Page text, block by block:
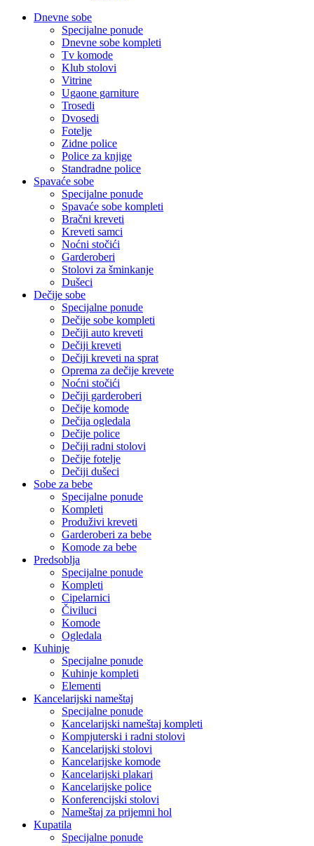
Dnevne sobe
Specijalne ponude
Dnevne sobe kompleti
Tv komode
Klub stolovi
Vitrine
Ugaone garniture
Trosedi
Dvosedi
Fotelje
Zidne police
Police za knjige
Standradne police
Spavaće sobe
Specijalne ponude
Spavaće sobe kompleti
Bračni kreveti
Kreveti samci
Noćni stočići
Garderoberi
Stolovi za šminkanje
Dušeci
Dečije sobe
Specijalne ponude
Dečije sobe kompleti
Dečiji auto kreveti
Dečiji kreveti
Dečiji kreveti na sprat
Oprema za dečije krevete
Noćni stočići
Dečiji garderoberi
Dečije komode
Dečija ogledala
Dečije police
Dečiji radni stolovi
Dečije fotelje
Dečiji dušeci
Sobe za bebe
Specijalne ponude
Kompleti
Produživi kreveti
Garderoberi za bebe
Komode za bebe
Predsoblja
Specijalne ponude
Kompleti
Cipelarnici
Čiviluci
Komode
Ogledala
Kuhinje
Specijalne ponude
Kuhinje kompleti
Elementi
Kancelarijski nameštaj
Specijalne ponude
Kancelarijski nameštaj kompleti
Kompjuterski i radni stolovi
Kancelarijski stolovi
Kancelarijske komode
Kancelarijski plakari
Kancelarijske police
Konferencijski stolovi
Nameštaj za prijemni hol
Kupatila
Specijalne ponude